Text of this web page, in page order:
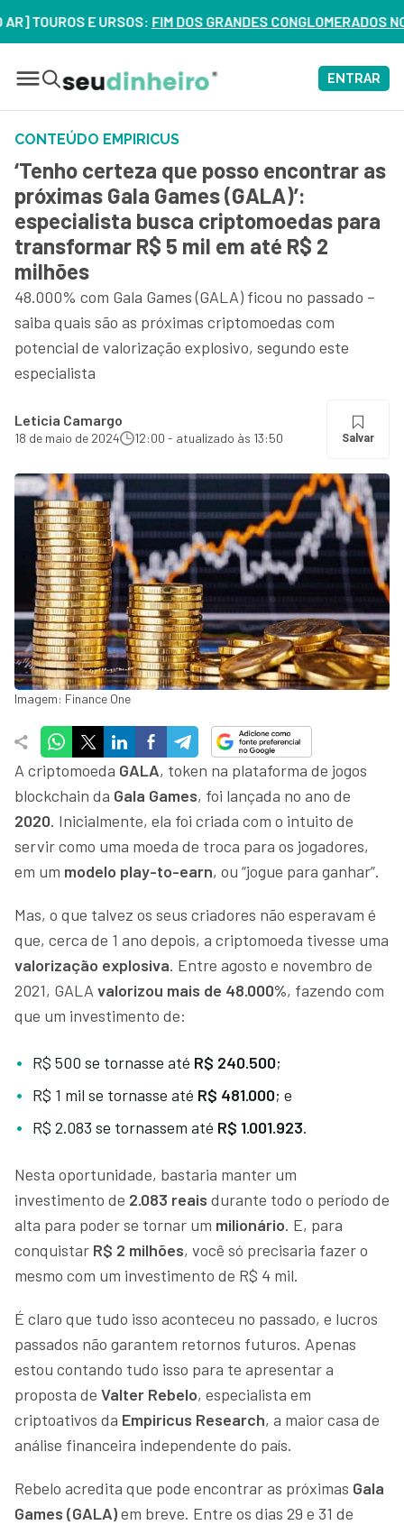
E URSOS:FIM DOS GRANDES CONGLOMERADOS NO
ENTRAR
CONTEÚDO EMPIRICUS
‘Tenho certeza que posso encontrar as
próximas Gala Games (GALA)’:
especialista busca criptomoedas para
transformar R$ 5 mil em até R$ 2
milhões
48.000% com Gala Games (GALA) ficou no passado –
saiba quais são as próximas criptomoedas com
potencial de valorização explosivo, segundo este
especialista
Leticia Camargo
18 de maio de 2024 12:00 - atualizado às 13:50 Salvar
Imagem: Finance One
A criptomoeda GALA, token na plataforma de jogos
blockchain da Gala Games, foi lançada no ano de
2020. Inicialmente, ela foi criada com o intuito de
servir como uma moeda de troca para os jogadores,
em um modelo play-to-earn, ou “jogue para ganhar”.
Mas, o que talvez os seus criadores não esperavam é
que, cerca de 1 ano depois, a criptomoeda tivesse uma
valorização explosiva. Entre agosto e novembro de
2021, GALA valorizou mais de 48.000%, fazendo com
que um investimento de:
R$ 500 se tornasse até R$ 240.500;
R$ 1 mil se tornasse até R$ 481.000; e
R$ 2.083 se tornassem até R$ 1.001.923.
Nesta oportunidade, bastaria manter um
investimento de 2.083 reais durante todo o período de
alta para poder se tornar um milionário. E, para
conquistar R$ 2 milhões, você só precisaria fazer o
mesmo com um investimento de R$ 4 mil.
É claro que tudo isso aconteceu no passado, e lucros
passados não garantem retornos futuros. Apenas
estou contando tudo isso para te apresentar a
proposta de Valter Rebelo, especialista em
criptoativos da Empiricus Research, a maior casa de
análise financeira independente do país.
Rebelo acredita que pode encontrar as próximas Gala
Games (GALA)em breve. Entre os dias 29 e 31 de